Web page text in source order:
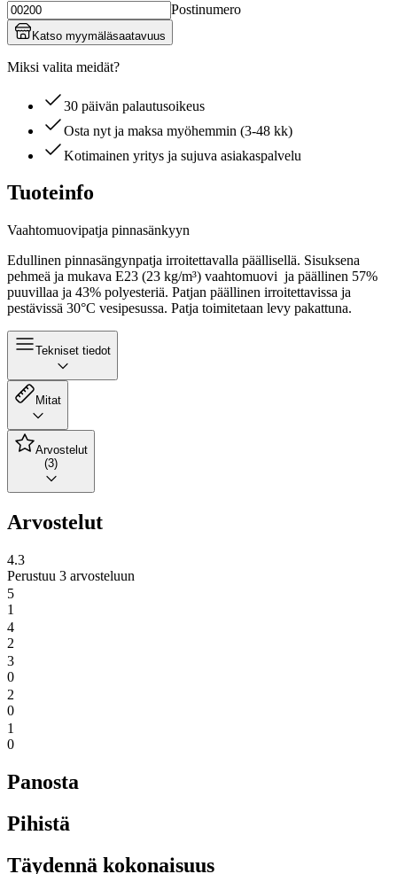
Postinumero
Katso myymäläsaatavuus
Miksi valita meidät?
30 päivän palautusoikeus
Osta nyt ja maksa myöhemmin (3-48 kk)
Kotimainen yritys ja sujuva asiakaspalvelu
Tuoteinfo
Vaahtomuovipatja pinnasänkyyn
Edullinen pinnasängynpatja irroitettavalla päällisellä. Sisuksena
pehmeä ja mukava E23 (23 kg/m³) vaahtomuovi ja päällinen 57%
puuvillaa ja 43% polyesteriä. Patjan päällinen irroitettavissa ja
pestävissä 30°C vesipesussa. Patja toimitetaan levy pakattuna.
Tekniset tiedot
Mitat
Arvostelut
(3)
Arvostelut
4.3
Perustuu 3 arvosteluun
5
1
4
2
3
0
2
0
1
0
Panosta
Pihistä
Täydennä kokonaisuus